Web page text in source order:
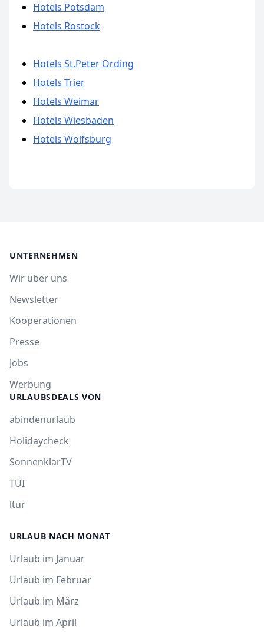
Hotels Potsdam
Hotels Rostock
Hotels St.Peter Ording
Hotels Trier
Hotels Weimar
Hotels Wiesbaden
Hotels Wolfsburg
UNTERNEHMEN
Wir über uns
Newsletter
Kooperationen
Presse
Jobs
Werbung
URLAUBSDEALS VON
abindenurlaub
Holidaycheck
SonnenklarTV
TUI
ltur
URLAUB NACH MONAT
Urlaub im Januar
Urlaub im Februar
Urlaub im März
Urlaub im April